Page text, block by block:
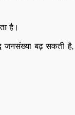
है।
जनसंख्या बढ़ सकती है,